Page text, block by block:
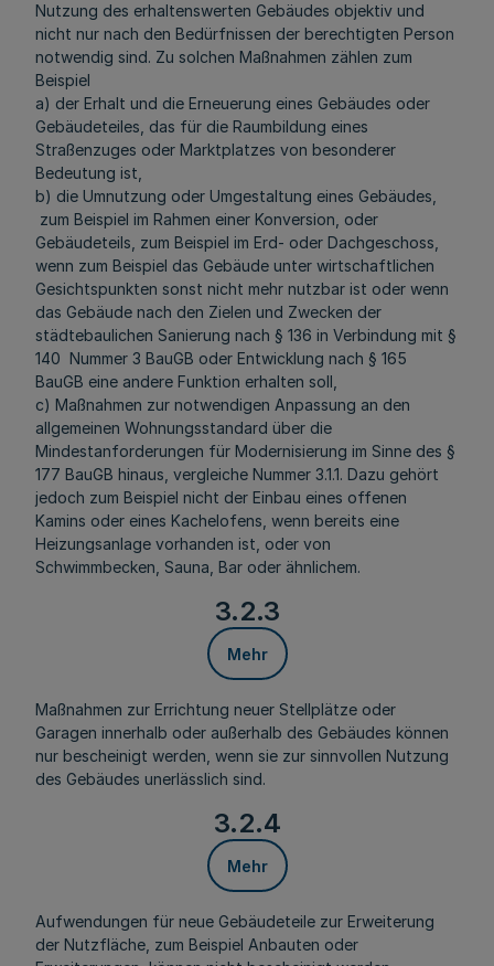
Nutzung des erhaltenswerten Gebäudes objektiv und
nicht nur nach den Bedürfnissen der berechtigten Person
notwendig sind. Zu solchen Maßnahmen zählen zum
Beispiel
a) der Erhalt und die Erneuerung eines Gebäudes oder
Gebäudeteiles, das für die Raumbildung eines
Straßenzuges oder Marktplatzes von besonderer
Bedeutung ist,
b) die Umnutzung oder Umgestaltung eines Gebäudes,
zum Beispiel im Rahmen einer Konversion, oder
Gebäudeteils, zum Beispiel im Erd- oder Dachgeschoss,
wenn zum Beispiel das Gebäude unter wirtschaftlichen
Gesichtspunkten sonst nicht mehr nutzbar ist oder wenn
das Gebäude nach den Zielen und Zwecken der
städtebaulichen Sanierung nach § 136 in Verbindung mit §
140 Nummer 3 BauGB oder Entwicklung nach § 165
BauGB eine andere Funktion erhalten soll,
c) Maßnahmen zur notwendigen Anpassung an den
allgemeinen Wohnungsstandard über die
Mindestanforderungen für Modernisierung im Sinne des §
177 BauGB hinaus, vergleiche Nummer 3.1.1. Dazu gehört
jedoch zum Beispiel nicht der Einbau eines offenen
Kamins oder eines Kachelofens, wenn bereits eine
Heizungsanlage vorhanden ist, oder von
Schwimmbecken, Sauna, Bar oder ähnlichem.
3.2.3
Mehr
Maßnahmen zur Errichtung neuer Stellplätze oder
Garagen innerhalb oder außerhalb des Gebäudes können
nur bescheinigt werden, wenn sie zur sinnvollen Nutzung
des Gebäudes unerlässlich sind.
3.2.4
Mehr
Aufwendungen für neue Gebäudeteile zur Erweiterung
der Nutzfläche, zum Beispiel Anbauten oder